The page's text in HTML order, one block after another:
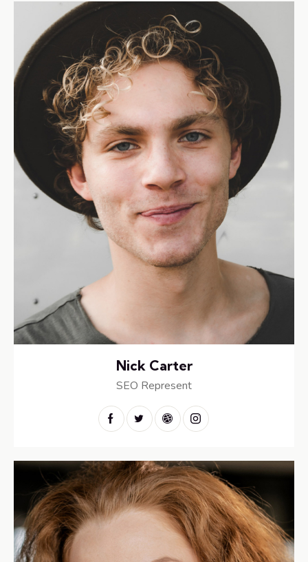
Nick Carter
SEO Represent